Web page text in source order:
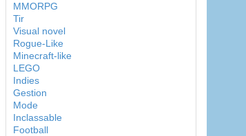
MMORPG
Tir
Visual novel
Rogue-Like
Minecraft-like
LEGO
Indies
Gestion
Mode
Inclassable
Football